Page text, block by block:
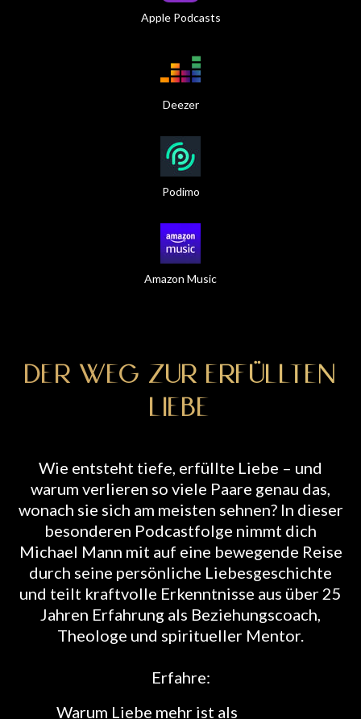
Apple Podcasts
Deezer
Podimo
Amazon Music
DER WEG ZUR ERFÜLLTEN
LIEBE
Wie entsteht tiefe, erfüllte Liebe – und
warum verlieren so viele Paare genau das,
wonach sie sich am meisten sehnen? In dieser
besonderen Podcastfolge nimmt dich
Michael Mann mit auf eine bewegende Reise
durch seine persönliche Liebesgeschichte
und teilt kraftvolle Erkenntnisse aus über 25
Jahren Erfahrung als Beziehungscoach,
Theologe und spiritueller Mentor.
Erfahre:
Warum Liebe mehr ist als